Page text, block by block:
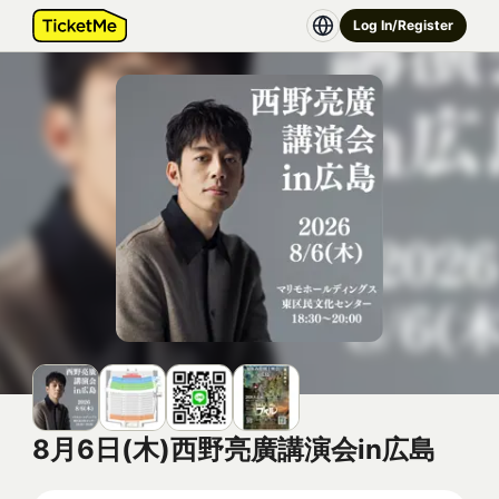
Log In/Register
8月6日(木)西野亮廣講演会in広島